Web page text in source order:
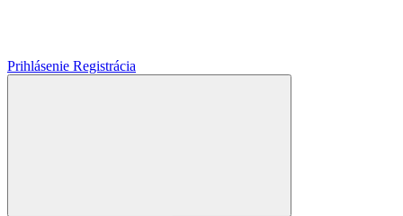
Prihlásenie Registrácia